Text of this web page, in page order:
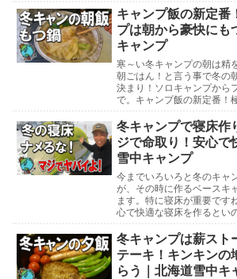
キャンプ飯の新定番
プは朝から豪快にも
キャンプ
寒～い冬キャンプの朝は精
朝ごはん！と言う事で冬の
決まり！ソロキャンプから
で。キャンプ飯の新定番！
ャンプ参考動...
冬キャンプで寝床作
ジで命取り！安心で
雪中キャンプ
今までいろいろと冬のキャ
が、その時に作るベースキ
ます。特に寝床が重要です
心で快適な寝床を作るとい
かかわるよう...
冬キャンプは薪スト
テーキ！キンキンの
らう｜北海道雪中キ